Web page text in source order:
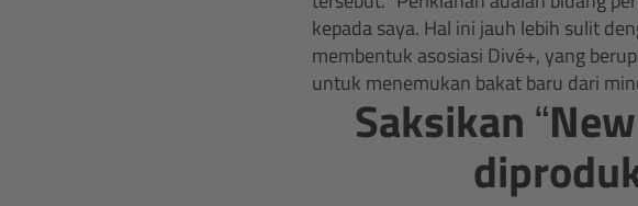
kepada saya. Hal ini jauh lebih sulit
membentuk asosiasi Divé+, yang
untuk menemukan bakat baru dari
Saksikan